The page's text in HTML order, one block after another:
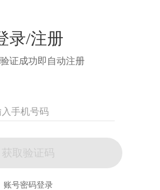
录/注册
证成功即自动注册
获取验证码
账号密码登录